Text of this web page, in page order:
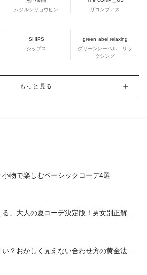
ムジルシリョウヒン
ザコンプアス
SHIPS
シップス
green label relaxing
グリーンレーベル リラ
クシング
もっと見る
物で楽しむベーシックコーデ4選
る」大人の夏コーデ決定版！男女別正解ス
？おかしく見えない合わせ方の黄金法則